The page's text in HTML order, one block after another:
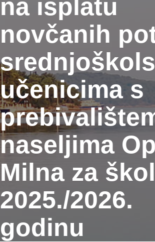
na isplatu
novčanih
učenicima s
naseljima
Milna za
2025./2026.
godinu